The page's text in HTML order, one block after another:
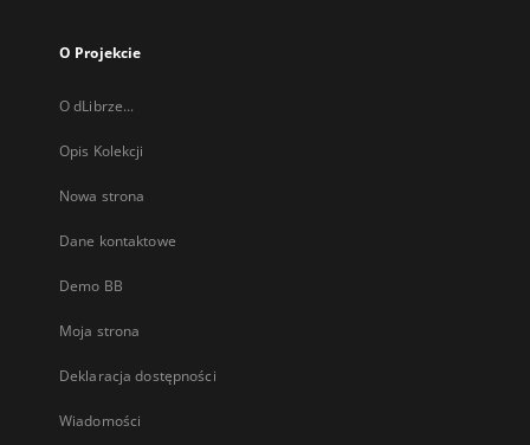
O Projekcie
O dLibrze...
Opis Kolekcji
Nowa strona
Dane kontaktowe
Demo BB
Moja strona
Deklaracja dostępności
Wiadomości